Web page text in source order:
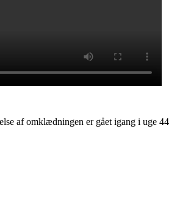
af omklædningen er gået igang i uge 44